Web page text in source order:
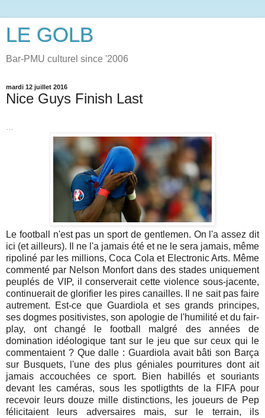
LE GOLB
Bar-PMU culturel since '2006
mardi 12 juillet 2016
Nice Guys Finish Last
...
Le football n'est pas un sport de gentlemen. On l'a assez dit
ici (et ailleurs). Il ne l'a jamais été et ne le sera jamais, même
ripoliné par les millions, Coca Cola et Electronic Arts. Même
commenté par Nelson Monfort dans des stades uniquement
peuplés de VIP, il conserverait cette violence sous-jacente,
continuerait de glorifier les pires canailles. Il ne sait pas faire
autrement. Est-ce que Guardiola et ses grands principes,
ses dogmes positivistes, son apologie de l'humilité et du fair-
play, ont changé le football malgré des années de
domination idéologique tant sur le jeu que sur ceux qui le
commentaient ? Que dalle : Guardiola avait bâti son Barça
sur Busquets, l'une des plus géniales pourritures dont ait
jamais accouchées ce sport. Bien habillés et souriants
devant les caméras, sous les spotligthts de la FIFA pour
recevoir leurs douze mille distinctions, les joueurs de Pep
félicitaient leurs adversaires mais, sur le terrain, ils